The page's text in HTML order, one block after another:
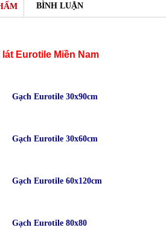
BÌNH LUẬN
Eurotile Miền Nam
Gạch Eurotile 30x90cm
Gạch Eurotile 30x60cm
Gạch Eurotile 60x120cm
Gạch Eurotile 80x80